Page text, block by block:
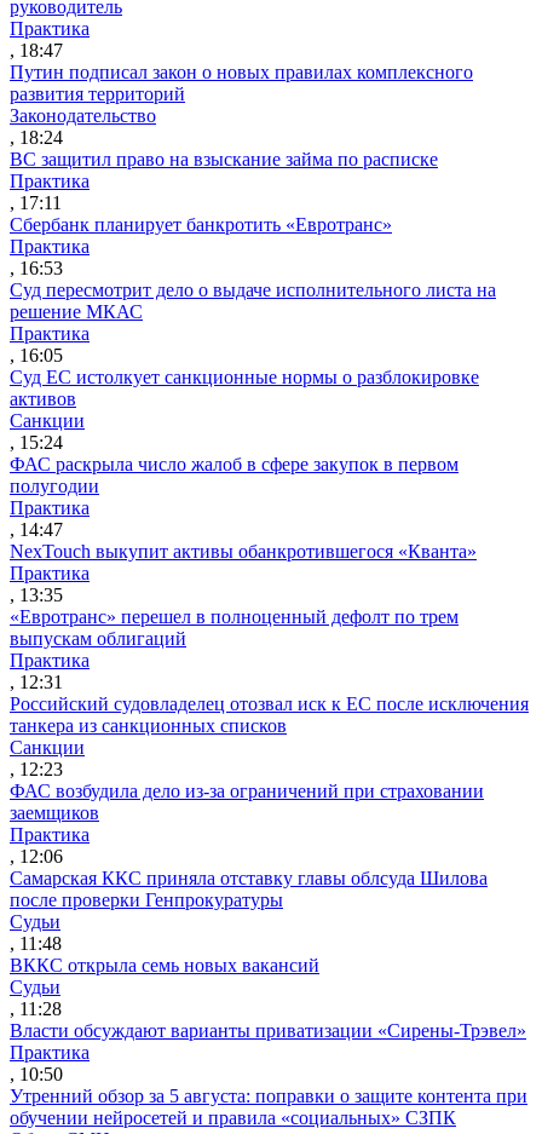
руководитель
Практика
, 18:47
Путин подписал закон о новых правилах комплексного
развития территорий
Законодательство
, 18:24
ВС защитил право на взыскание займа по расписке
Практика
, 17:11
Сбербанк планирует банкротить «Евротранс»
Практика
, 16:53
Суд пересмотрит дело о выдаче исполнительного листа на
решение МКАС
Практика
, 16:05
Суд ЕС истолкует санкционные нормы о разблокировке
активов
Санкции
, 15:24
ФАС раскрыла число жалоб в сфере закупок в первом
полугодии
Практика
, 14:47
NexTouch выкупит активы обанкротившегося «Кванта»
Практика
, 13:35
«Евротранс» перешел в полноценный дефолт по трем
выпускам облигаций
Практика
, 12:31
Российский судовладелец отозвал иск к ЕС после исключения
танкера из санкционных списков
Санкции
, 12:23
ФАС возбудила дело из-за ограничений при страховании
заемщиков
Практика
, 12:06
Самарская ККС приняла отставку главы облсуда Шилова
после проверки Генпрокуратуры
Судьи
, 11:48
ВККС открыла семь новых вакансий
Судьи
, 11:28
Власти обсуждают варианты приватизации «Сирены-Трэвел»
Практика
, 10:50
Утренний обзор за 5 августа: поправки о защите контента при
обучении нейросетей и правила «социальных» СЗПК